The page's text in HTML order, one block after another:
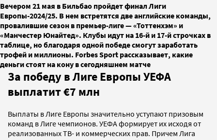
Вечером 21 мая в Бильбао пройдет финал Лиги
Европы-2024/25. В нем встретятся две английские команды,
провалившие сезон в премьер-лиге — «Тоттенхэм» и
«Манчестер Юнайтед». Клубы идут на 16-й и 17-й строчках в
таблице, но благодаря одной победе смогут заработать
трофей и миллионы. Forbes Sport рассказывает, какие
деньги стоят на кону в сегодняшнем матче
За победу в Лиге Европы УЕФА
выплатит €7 млн
Выплаты в Лиге Европы значительно уступают призовым
команд в Лиге чемпионов. УЕФА формирует их исходя от
реализованных ТВ- и коммерческих прав. Причем Лига